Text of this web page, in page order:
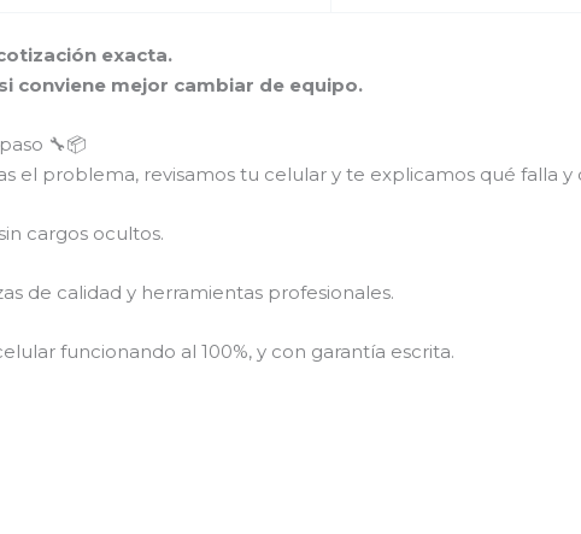
exacta.
conviene mejor cambiar de equipo.
🔧📦
el problema, revisamos tu celular y te explicamos qué falla y
cargos ocultos.
de calidad y herramientas profesionales.
funcionando al 100%, y con garantía escrita.